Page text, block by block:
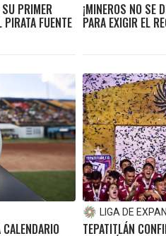
PRIMER
FUENTE
¡MINEROS NO SE
PARA EXIGIR EL
LIGA DE
TEPATITLÁN